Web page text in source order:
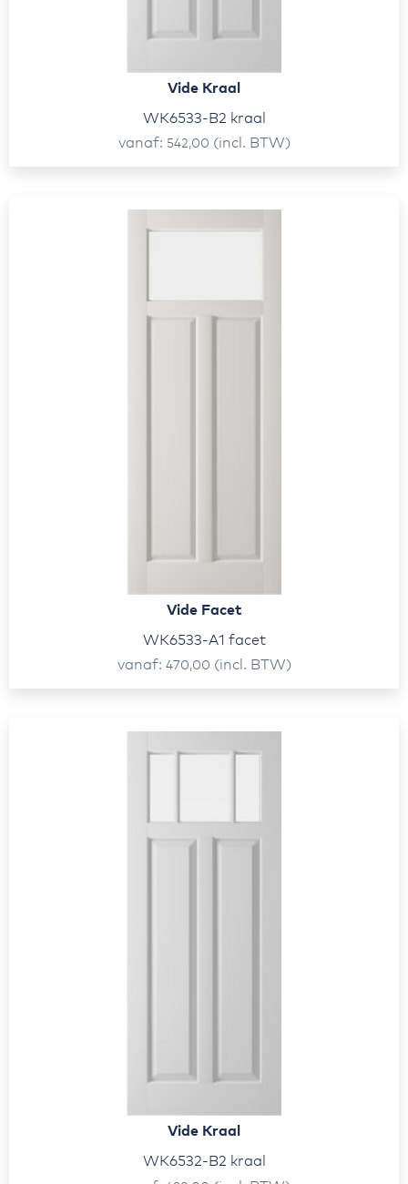
Vide Kraal
WK6533-B2 kraal
vanaf
542,00 (incl. BTW)
Vide Facet
WK6533-A1 facet
vanaf
470,00 (incl. BTW)
Vide Kraal
WK6532-B2 kraal